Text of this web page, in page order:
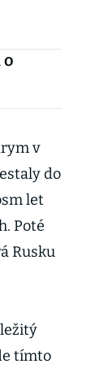
v
do
let
Poté
Rusku
tímto